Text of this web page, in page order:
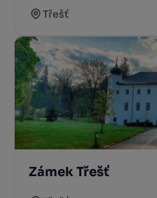
Třešť
Zámek Třešť